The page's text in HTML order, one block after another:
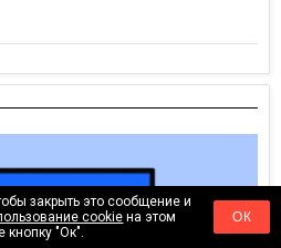
закрыть это сообщение и
cookie на этом
кнопку "Ок".
ОК